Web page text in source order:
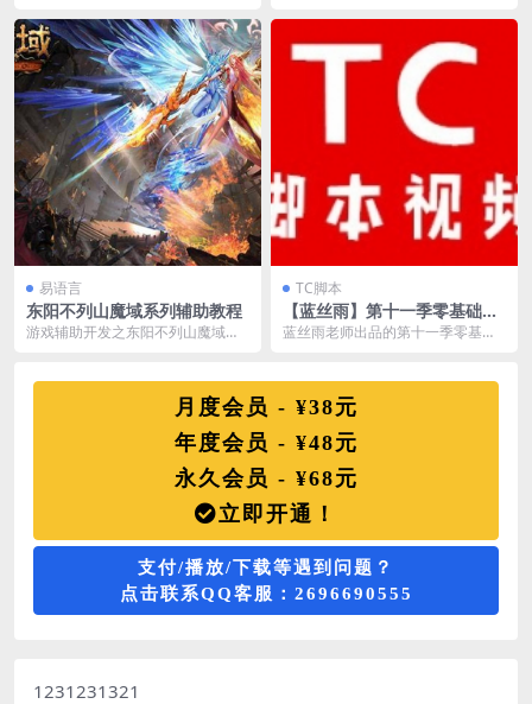
还包含了按键精灵实...
在可能知...
易语言
东阳不列山魔域系列辅助教程
游戏辅助开发之东阳不列山魔域系
TC脚本
【蓝丝雨】第十一季零基础实
战学TC5.0
蓝丝雨老师出品的第十一季零基础
月度会员 - ¥38元
年度会员 - ¥48元
永久会员 - ¥68元
立即开通！
支付/播放/下载等遇到问题？
点击联系QQ客服：2696690555
1231231321